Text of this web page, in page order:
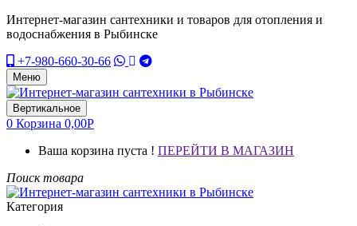
Интернет-магазин сантехники и товаров для отопления и
водоснабжения в Рыбинске
+7-980-660-30-66
Меню
Вертикальное
0 Корзина 0,00Р
Ваша корзина пуста ! ПЕРЕЙТИ В МАГАЗИН
Поиск товара
Категория